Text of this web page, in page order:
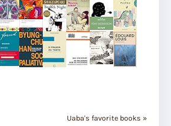
Uaba's favorite books »